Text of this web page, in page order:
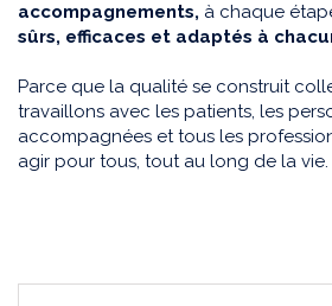
accompagnements, à chaque
sûrs, efficaces et adaptés à
Parce que la qualité se construit
travaillons avec les patients, les
accompagnées et tous les
agir pour tous, tout au long de la vie.